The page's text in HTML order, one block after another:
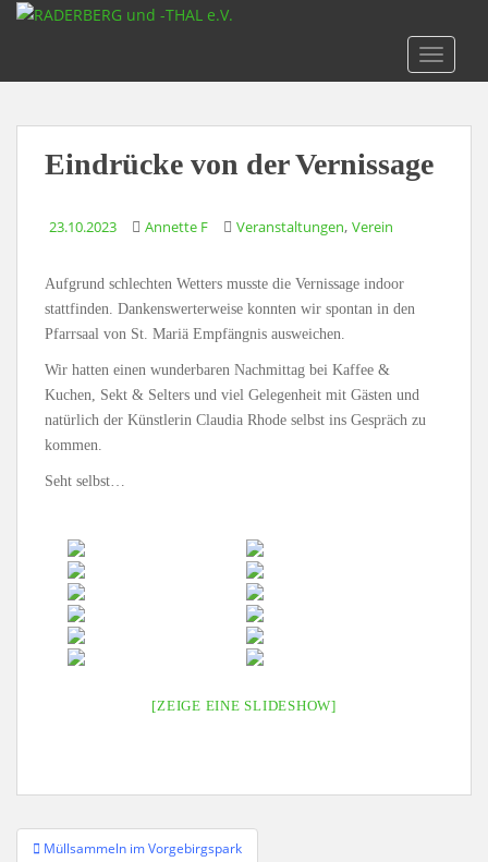
p
Eindrücke von der Vernissage
23.10.2023 Annette F Veranstaltungen, Verein
Aufgrund schlechten Wetters musste die Vernissage indoor
stattfinden. Dankenswerterweise konnten wir spontan in den
Pfarrsaal von St. Mariä Empfängnis ausweichen.
Wir hatten einen wunderbaren Nachmittag bei Kaffee &
Kuchen, Sekt & Selters und viel Gelegenheit mit Gästen und
natürlich der Künstlerin Claudia Rhode selbst ins Gespräch zu
kommen.
Seht selbst…
[ZEIGE EINE SLIDESHOW]
Beitragsnavigation
Müllsammeln im Vorgebirgspark